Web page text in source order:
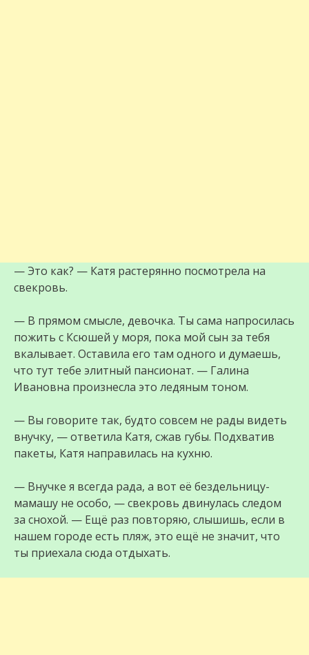
— Это как? — Катя растерянно посмотрела на
свекровь.
— В прямом смысле, девочка. Ты сама напросилась
пожить с Ксюшей у моря, пока мой сын за тебя
вкалывает. Оставила его там одного и думаешь,
что тут тебе элитный пансионат. — Галина
Ивановна произнесла это ледяным тоном.
— Вы говорите так, будто совсем не рады видеть
внучку, — ответила Катя, сжав губы. Подхватив
пакеты, Катя направилась на кухню.
— Внучке я всегда рада, а вот её бездельницу-
мамашу не особо, — свекровь двинулась следом
за снохой. — Ещё раз повторяю, слышишь, если в
нашем городе есть пляж, это ещё не значит, что
ты приехала сюда отдыхать.